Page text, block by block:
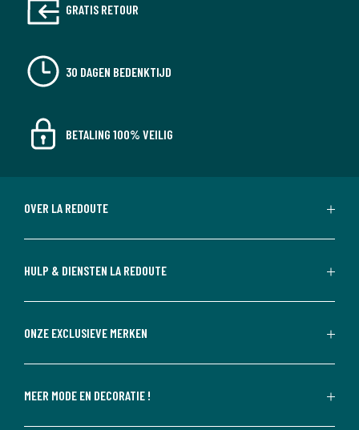
GRATIS RETOUR
30 DAGEN BEDENKTIJD
BETALING 100% VEILIG
OVER LA REDOUTE
HULP & DIENSTEN LA REDOUTE
ONZE EXCLUSIEVE MERKEN
MEER MODE EN DECORATIE !